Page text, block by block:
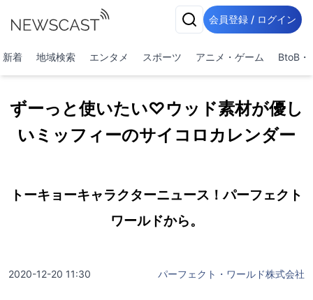
会員登録 / ログイン
新着 地域検索 エンタメ スポーツ アニメ・ゲーム BtoB・
ずーっと使いたい♡ウッド素材が優し
いミッフィーのサイコロカレンダー
トーキョーキャラクターニュース！パーフェクト
ワールドから。
2020-12-20 11:30 パーフェクト・ワールド株式会社